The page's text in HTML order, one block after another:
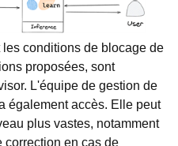
conditions de blocage de
proposées, sont
L'équipe de gestion de
également accès. Elle peut
plus vastes, notamment
correction en cas de